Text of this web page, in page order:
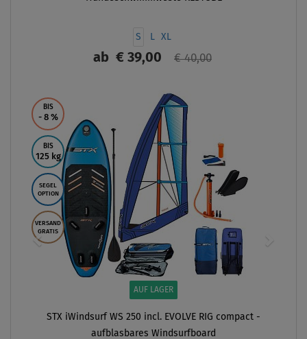
S L XL
ab € 39,00 € 40,00
ANZEIGEN
BIS
- 8 %
BIS
125 kg
SEGEL
OPTION
VERSAND
GRATIS
AUF LAGER
STX iWindsurf WS 250 incl. EVOLVE RIG compact -
aufblasbares Windsurfboard